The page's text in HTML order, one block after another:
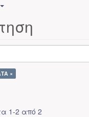
×
1-2 από 2